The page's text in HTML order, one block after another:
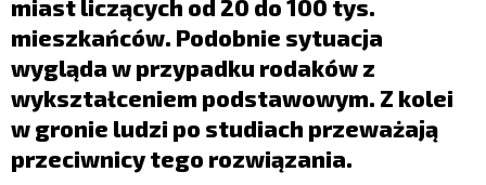
miast liczących od 20 do 100 tys.
mieszkańców. Podobnie sytuacja
wygląda w przypadku rodaków z
wykształceniem podstawowym. Z kolei
w gronie ludzi po studiach przeważają
przeciwnicy tego rozwiązania.